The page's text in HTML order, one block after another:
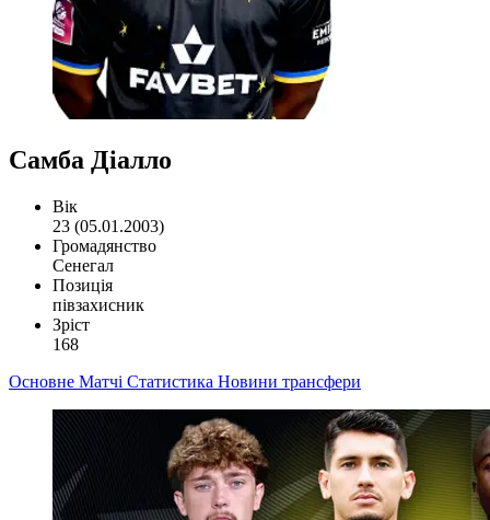
Самба Діалло
Вік
23 (05.01.2003)
Громадянство
Сенегал
Позиція
півзахисник
Зріст
168
Основне Матчі Статистика Новини трансфери